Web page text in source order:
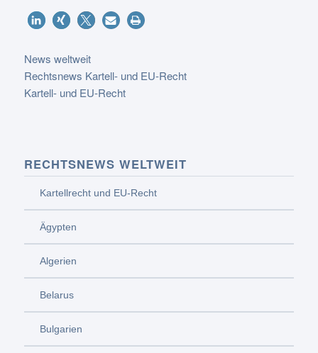
News weltweit
Rechtsnews Kartell- und EU-Recht
Kartell- und EU-Recht
RECHTSNEWS WELTWEIT
Kartellrecht und EU-Recht
Ägypten
Algerien
Belarus
Bulgarien